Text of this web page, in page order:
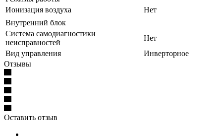
Ионизация воздуха
Нет
Внутренний блок
Система самодиагностики
неисправностей
Нет
Вид управления
Инверторное
Отзывы
Оставить отзыв